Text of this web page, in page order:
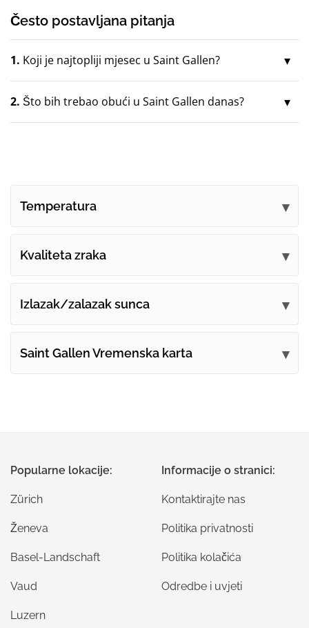
Često postavljana pitanja
1. Koji je najtopliji mjesec u Saint Gallen?
2. Što bih trebao obući u Saint Gallen danas?
Temperatura
Kvaliteta zraka
Izlazak/zalazak sunca
Saint Gallen Vremenska karta
Popularne lokacije:
Zürich
Ženeva
Basel-Landschaft
Vaud
Luzern
Informacije o stranici:
Kontaktirajte nas
Politika privatnosti
Politika kolačića
Odredbe i uvjeti